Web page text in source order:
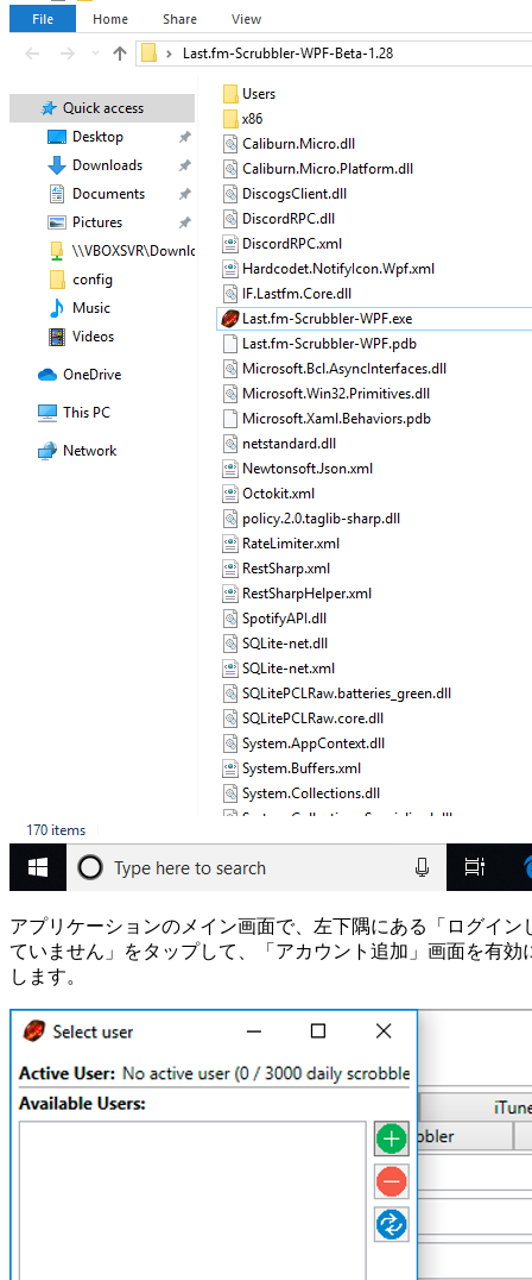
アプリケーションのメイン画面で、左下隅にある「ログイン
ていません」をタップして、「アカウント追加」画面を有効
します。